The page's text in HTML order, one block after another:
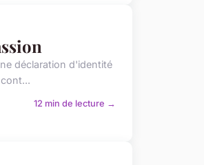
déclaration d'identité
12 min de lecture →